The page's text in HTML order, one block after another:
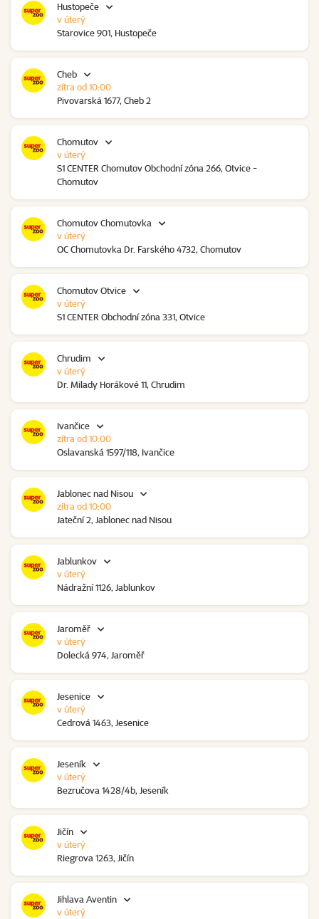
Hustopeče
Starovice 901, Hustopeče
v úterý
Cheb
Pivovarská 1677, Cheb 2
zítra od 10:00
Chomutov
S1 CENTER Chomutov Obchodní zóna 266, Otvice -
Chomutov
v úterý
Chomutov Chomutovka
OC Chomutovka Dr. Farského 4732, Chomutov
v úterý
Chomutov Otvice
S1 CENTER Obchodní zóna 331, Otvice
v úterý
Chrudim
Dr. Milady Horákové 11, Chrudim
v úterý
Ivančice
Oslavanská 1597/118, Ivančice
zítra od 10:00
Jablonec nad Nisou
Jateční 2, Jablonec nad Nisou
zítra od 10:00
Jablunkov
Nádražní 1126, Jablunkov
v úterý
Jaroměř
Dolecká 974, Jaroměř
v úterý
Jesenice
Cedrová 1463, Jesenice
v úterý
Jeseník
Bezručova 1428/4b, Jeseník
v úterý
Jičín
Riegrova 1263, Jičín
v úterý
Jihlava Aventin
v úterý